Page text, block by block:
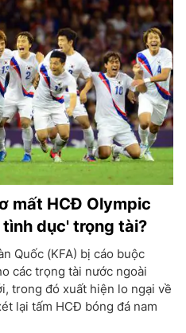
mất HCĐ Olympic
dục' trọng tài?
Quốc (KFA) bị cáo buộc
các trọng tài nước ngoài
trong đó xuất hiện lo ngại về
lại tấm HCĐ bóng đá nam